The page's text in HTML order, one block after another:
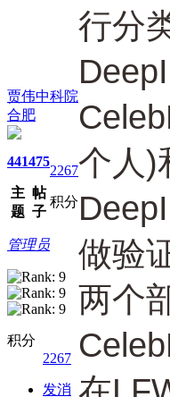
贾伟中科院
合肥
441
主
题
475
帖
子
2267
积分
管理员
积分
2267
发消
行分
个人)
做验
两个